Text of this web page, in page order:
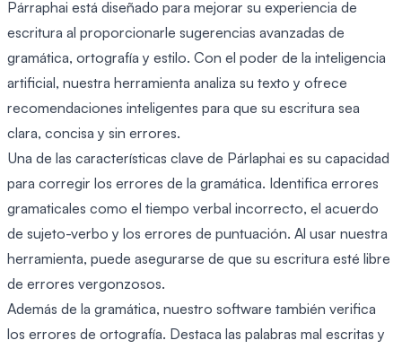
Párraphai está diseñado para mejorar su experiencia de
escritura al proporcionarle sugerencias avanzadas de
gramática, ortografía y estilo. Con el poder de la inteligencia
artificial, nuestra herramienta analiza su texto y ofrece
recomendaciones inteligentes para que su escritura sea
clara, concisa y sin errores.
Una de las características clave de Párlaphai es su capacidad
para corregir los errores de la gramática. Identifica errores
gramaticales como el tiempo verbal incorrecto, el acuerdo
de sujeto-verbo y los errores de puntuación. Al usar nuestra
herramienta, puede asegurarse de que su escritura esté libre
de errores vergonzosos.
Además de la gramática, nuestro software también verifica
los errores de ortografía. Destaca las palabras mal escritas y